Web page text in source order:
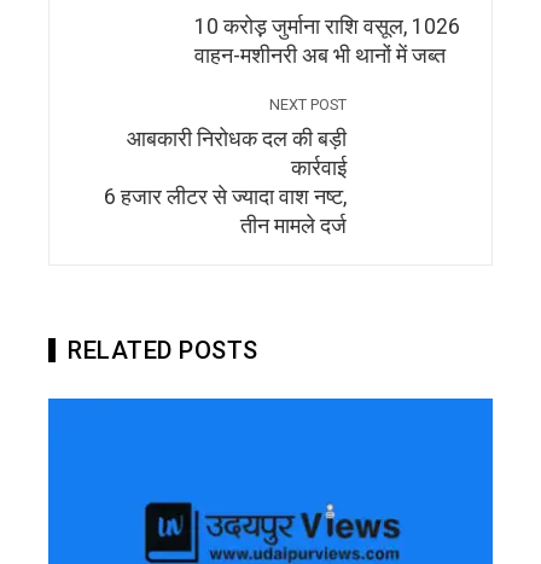
10 करोड़़ जुर्माना राशि वसूल, 1026
वाहन-मशीनरी अब भी थानों में जब्त
NEXT POST
आबकारी निरोधक दल की बड़ी
कार्रवाई
6 हजार लीटर से ज्यादा वाश नष्ट,
तीन मामले दर्ज
RELATED POSTS